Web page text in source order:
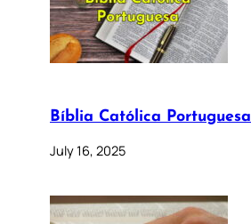
Bíblia Católica Portuguesa
July 16, 2025